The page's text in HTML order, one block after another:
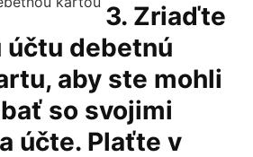
3. Zriaďte
účtu debetnú
aby ste mohli
so svojimi
účte. Plaťte v